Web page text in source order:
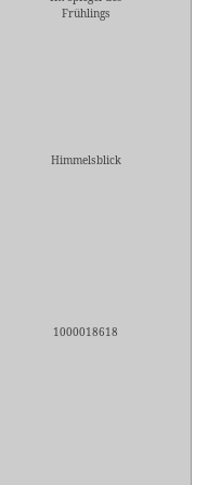
Frühlings
Himmelsblick
1000018618